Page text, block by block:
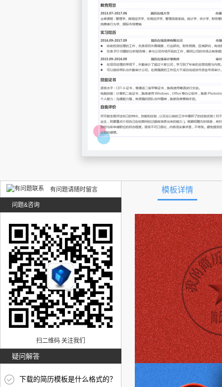
有问题请随时留言
问题&咨询
扫二维码 关注我们
疑问解答
下载的简历模板是什么格式的？
模板详情